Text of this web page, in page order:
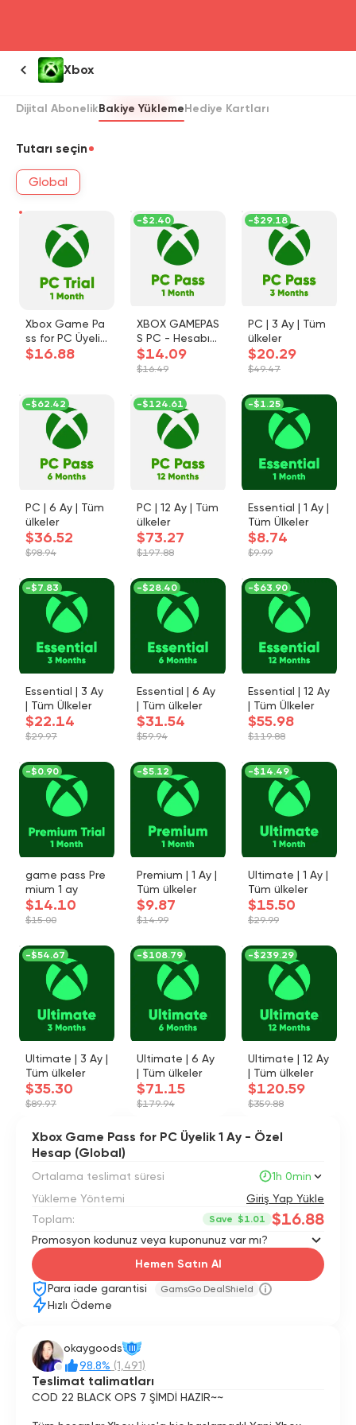
Xbox
Dijital AbonelikBakiye YüklemeHediye Kartları
Tutarı seçin
Global
Xbox Game Pa
ss for PC Üyelik
1 Ay - Özel Hes
$16.88
XBOX GAMEPAS
S PC - Hesabını
zda Doğrudan
Yükseltme
$14.09
$16.49
-$2.40
PC | 3 Ay | Tüm
ülkeler
$20.29
$49.47
-$29.18
PC | 6 Ay | Tüm
ülkeler
$36.52
$98.94
-$62.42
PC | 12 Ay | Tüm
ülkeler
$73.27
$197.88
-$124.61
Essential | 1 Ay |
Tüm Ülkeler
$8.74
$9.99
-$1.25
Essential | 3 Ay
| Tüm Ülkeler
$22.14
$29.97
-$7.83
Essential | 6 Ay
| Tüm ülkeler
$31.54
$59.94
-$28.40
Essential | 12 Ay
| Tüm Ülkeler
$55.98
$119.88
-$63.90
game pass Pre
mium 1 ay
$14.10
$15.00
-$0.90
Premium | 1 Ay |
Tüm ülkeler
$9.87
$14.99
-$5.12
Ultimate | 1 Ay |
Tüm ülkeler
$15.50
$29.99
-$14.49
Ultimate | 3 Ay |
Tüm ülkeler
$35.30
$89.97
-$54.67
Ultimate | 6 Ay
| Tüm ülkeler
$71.15
$179.94
-$108.79
Ultimate | 12 Ay
| Tüm ülkeler
$120.59
$359.88
-$239.29
Xbox Game Pass for PC Üyelik 1 Ay - Özel
Hesap (Global)
Ortalama teslimat süresi
1h 0min
Yükleme Yöntemi
Giriş Yap Yükle
Toplam:
Save $1.01 $16.88
Promosyon kodunuz veya kuponunuz var mı?
Hemen Satın Al
Para iade garantisi GamsGo DealShield
Hızlı Ödeme
okaygoods III
98.8% (1,491)
Teslimat talimatları
COD 22 BLACK OPS 7 ŞİMDİ HAZIR~~